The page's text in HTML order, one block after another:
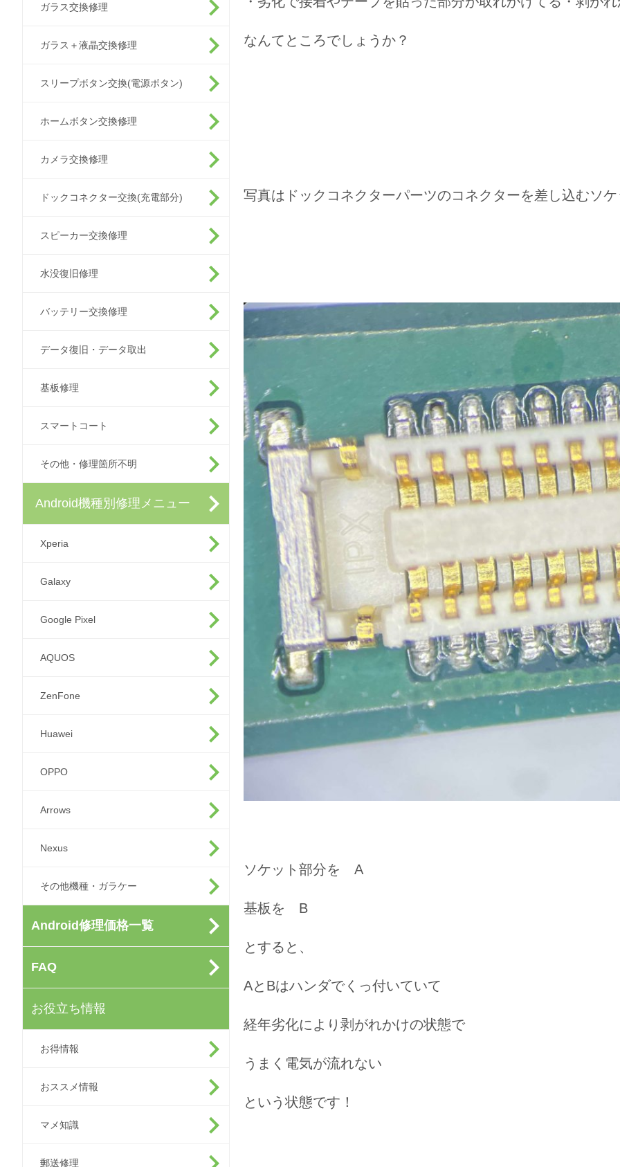
ガラス交換修理
ガラス＋液晶交換修理
スリープボタン交換(電源ボタン)
ホームボタン交換修理
カメラ交換修理
ドックコネクター交換(充電部分)
スピーカー交換修理
水没復旧修理
バッテリー交換修理
データ復旧・データ取出
基板修理
スマートコート
その他・修理箇所不明
Android機種別修理メニュー
Xperia
Galaxy
Google Pixel
AQUOS
ZenFone
Huawei
OPPO
Arrows
Nexus
その他機種・ガラケー
Android修理価格一覧
FAQ
お役立ち情報
お得情報
おススメ情報
マメ知識
郵送修理
なんてところでしょうか？
写真はドックコネクターパーツのコネクターを差し込むソ
ソケット部分を A
基板を B
とすると、
AとBはハンダでくっ付いていて
経年劣化により剥がれかけの状態で
うまく電気が流れない
という状態です！